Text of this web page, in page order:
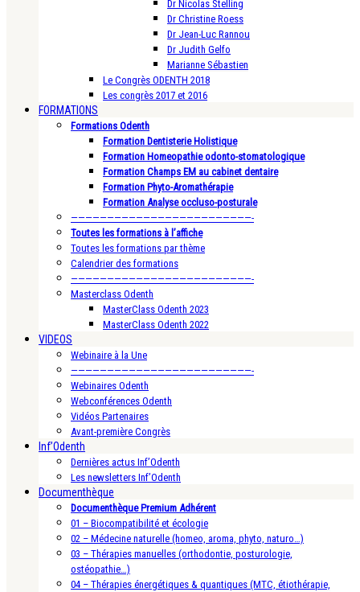
Dr Nicolas Stelling
Dr Christine Roess
Dr Jean-Luc Rannou
Dr Judith Gelfo
Marianne Sébastien
Le Congrès ODENTH 2018
Les congrès 2017 et 2016
FORMATIONS
Formations Odenth
Formation Dentisterie Holistique
Formation Homeopathie odonto-stomatologique
Formation Champs EM au cabinet dentaire
Formation Phyto-Aromathérapie
Formation Analyse occluso-posturale
—————————————————————————-
Toutes les formations à l’affiche
Toutes les formations par thème
Calendrier des formations
—————————————————————————-
Masterclass Odenth
MasterClass Odenth 2023
MasterClass Odenth 2022
VIDEOS
Webinaire à la Une
—————————————————————————-
Webinaires Odenth
Webconférences Odenth
Vidéos Partenaires
Avant-première Congrès
Inf’Odenth
Dernières actus Inf’Odenth
Les newsletters Inf’Odenth
Documenthèque
Documenthèque Premium Adhérent
01 – Biocompatibilité et écologie
02 – Médecine naturelle (homeo, aroma, phyto, naturo…)
03 – Thérapies manuelles (orthodontie, posturologie,
ostéopathie…)
04 – Thérapies énergétiques & quantiques (MTC, étiothérapie,